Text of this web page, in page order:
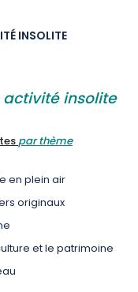
INSOLITE
activité insolite
par thème
en plein air
originaux
et le patrimoine